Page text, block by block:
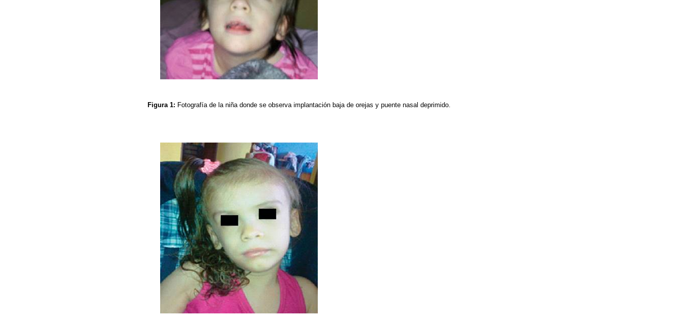
Figura 1: Fotografía de la niña donde se observa implantación baja de orejas y puente nasal deprimido.